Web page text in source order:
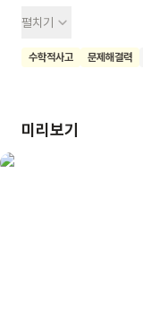
아껴 쓰고 현명하게
책이에요. 이 책을 통
펼치기
수학적사고 문제해결력
미리보기